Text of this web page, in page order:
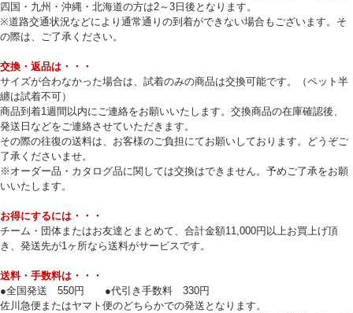
四国・九州・沖縄・北海道の方は2～3日後となります。
※道路交通状況などにより通常通りの到着ができない場合もございます。そ
の際は、ご了承ください。
交換・返品は・・・
サイズが合わなかった場合は、試着のみの商品は交換可能です。（ペット半
纏は試着不可）
商品到着1週間以内にご連絡をお願いいたします。交換商品の在庫確認後、
発送日などをご連絡させていただきます。
その際の往復の送料は、お客様のご負担にてお願いしております。どうぞご
了承くださいませ。
※オーダー品・カタログ品に関しては交換はできません。予めご了承をお願
いいたします。
お得にするには・・・
チーム・団体またはお友達とまとめて、合計金額11,000円以上お買上げ頂
き、発送先が1ヶ所なら送料がサービスです。
送料・手数料は・・・
●全国発送 550円 ●代引き手数料 330円
佐川急便またはヤマト便のどちらかでの発送となります。